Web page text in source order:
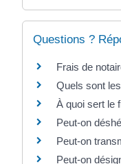
Questions ?
Frais de
Quels sont
À quoi sert le
Peut-on
Peut-on
Peut-on